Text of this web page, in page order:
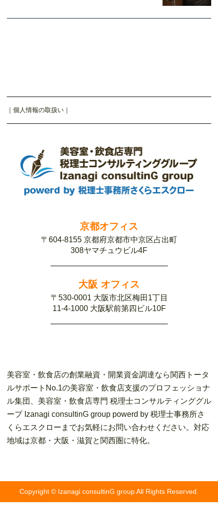
｜ 個人情報の取扱い ｜
京都オフィス
〒604-8155 京都府京都市中京区占出町
308ヤマチュウビル4F
大阪 オフィス
〒530-0001 大阪市北区梅田1丁目
11-4-1000 大阪駅前第四ビル10F
美容室・飲食店の創業融資・開業資金調達なら関西トータ
ルサポートNo.1の美容室・飲食店支援のプロフェッショナ
ル集団、美容室・飲食店専門 税理士コンサルティンググル
ープ Izanagi consultinG group powerd by 税理士事務所さ
くらエスクローまでお気軽にお問い合わせください。対応
地域は京都・大阪・滋賀と関西圏に特化。
Copyright © Izanagi consultinG group All Rights Reserved.